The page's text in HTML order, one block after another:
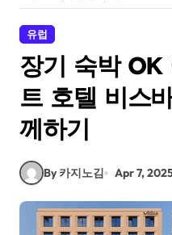
유럽
장기 숙박 OK
트 호텔 비스
께하기
By 카지노김 Apr 7,